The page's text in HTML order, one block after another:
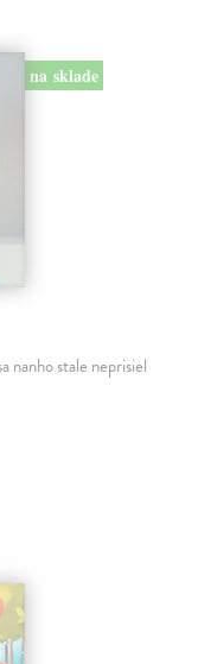
na sklade
nanho stale neprisiel